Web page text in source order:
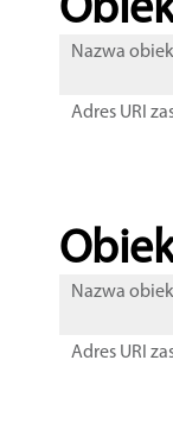
Nazwa
Adres URI
Nazwa
Adres URI